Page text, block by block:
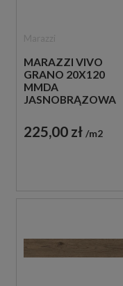
MARAZZI VIVO
GRANO 20X120
MMDA
JASNOBRĄZOWA
DREWNOPODOBNA
225,00 zł m2